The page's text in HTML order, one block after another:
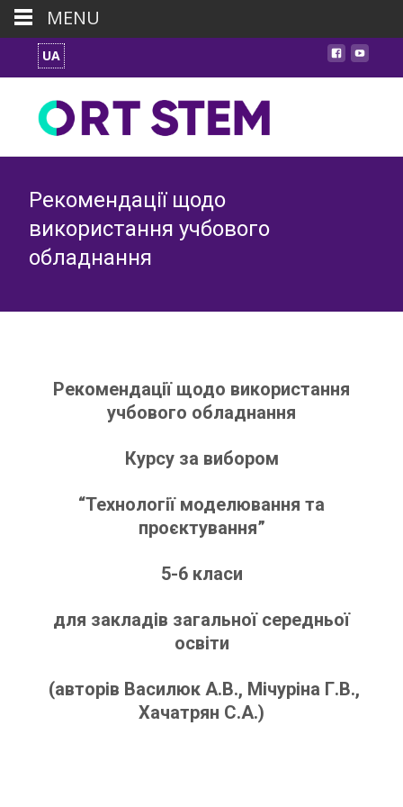
UA
Рекомендації щодо
використання учбового
обладнання
Рекомендації щодо використання
учбового обладнання
Курсу за вибором
“Технології моделювання та
проєктування”
5-6 класи
для закладів загальної середньої
освіти
(авторів Василюк А.В., Мічуріна Г.В.,
Хачатрян С.А.)
MENU